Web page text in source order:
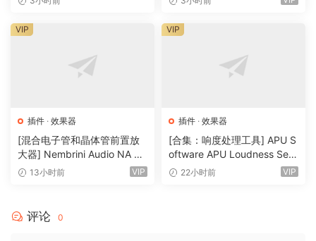
1. Install & Open in your DAW.
2. Click settings (the wheel button)
3. Where it says: “Please Enter Your License
Key In The Box Below”
KEYS.txt’
Enjoy!
插件 · 效果器
[混合电子管和晶体管前置放
大器] Nembrini Audio NA Ba
ss 3500 v1.0.0 Incl Keygen-
13小时前 VIP
VIP
插件 · 效果器
[合集：响度处理工具] APU S
oftware APU Loudness Seri
es v5.7.0 Incl Keygen-R2R
22小时前 VIP
VIP
评论 0